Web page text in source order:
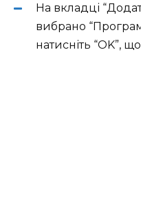
На вкладці
вибрано
натисніть “OK”,